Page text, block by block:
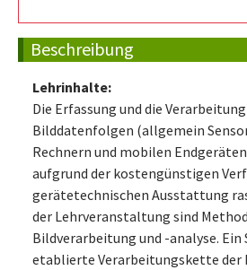
Beschreibung
Lehrinhalte:
Die Erfassung und die
Bilddatenfolgen (allgemein
Rechnern und mobilen
aufgrund der kostengünstigen
gerätetechnischen Ausstattung
der Lehrveranstaltung sind
Bildverarbeitung und -analyse.
etablierte Verarbeitungskette der